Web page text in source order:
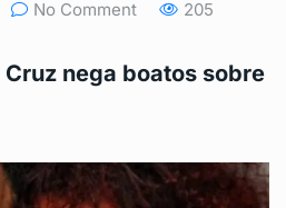
No Comment 205
nega boatos sobre